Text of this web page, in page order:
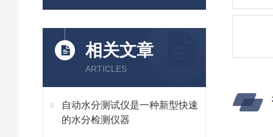
相关文章
ARTICLES
自动水分测试仪是一种新型快速
的水分检测仪器